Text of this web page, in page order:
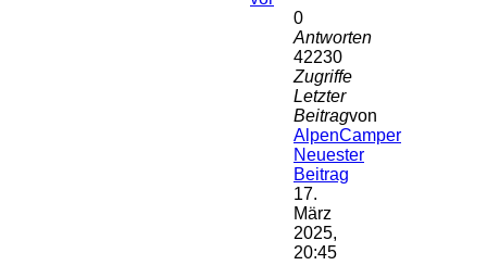
0
Antworten
42230
Zugriffe
Letzter
Beitragvon
AlpenCamper
Neuester
Beitrag
17.
März
2025,
20:45